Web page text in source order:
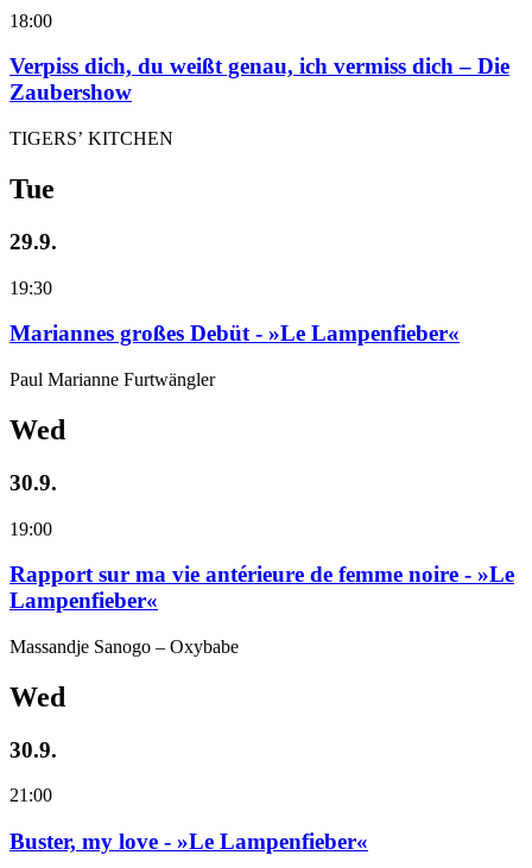
18:00
Verpiss dich, du weißt genau, ich vermiss dich – Die
Zaubershow
TIGERS’ KITCHEN
Tue
29.9.
19:30
Mariannes großes Debüt - »Le Lampenfieber«
Paul Marianne Furtwängler
Wed
30.9.
19:00
Rapport sur ma vie antérieure de femme noire - »Le
Lampenfieber«
Massandje Sanogo – Oxybabe
Wed
30.9.
21:00
Buster, my love - »Le Lampenfieber«